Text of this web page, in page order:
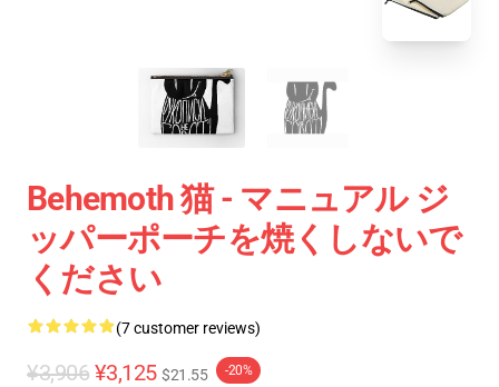
Behemoth 猫 - マニュアル ジ
ッパーポーチを焼くしないで
ください
(7 customer reviews)
¥3,906 ¥3,125 $21.55 -20%